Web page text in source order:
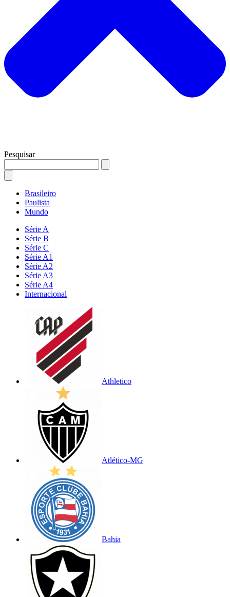
Pesquisar
Brasileiro
Paulista
Mundo
Série A
Série B
Série C
Série A1
Série A2
Série A3
Série A4
Internacional
Athletico
Atlético-MG
Bahia